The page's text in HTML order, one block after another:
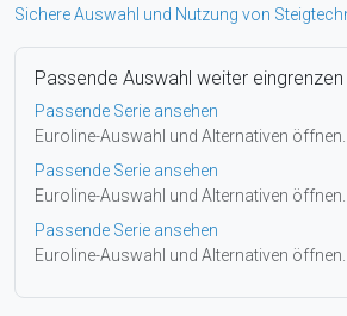
Sichere Auswahl und Nutzung von
Passende Auswahl weiter eingrenzen
Passende Serie ansehen
Euroline-Auswahl und Alternativen öffnen.
Passende Serie ansehen
Euroline-Auswahl und Alternativen öffnen.
Passende Serie ansehen
Euroline-Auswahl und Alternativen öffnen.